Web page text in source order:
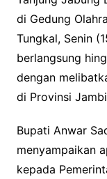
di Gedung
Tungkal, Senin
berlangsung
dengan
di Provinsi
Bupati Anwar
menyampaikan
kepada